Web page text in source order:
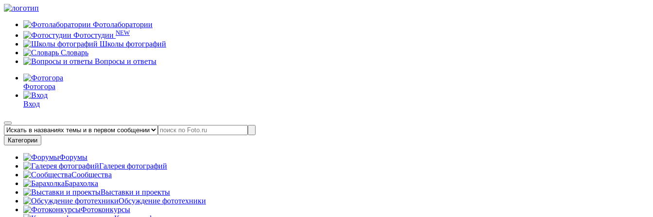
Фотолаборатории
Фотостудии NEW
Школы фотографий
Словарь
Вопросы и ответы
Фотогора
Вход
Категории
Форумы
Галерея фотографий
Сообщества
Барахолка
Выставки и проекты
Обсуждение фототехники
Фотоконкурсы